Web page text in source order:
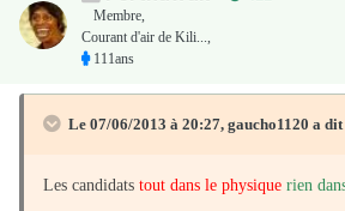
Membre
Courant d'air de Kili...,
111ans
Le 07/06/2013 à 20:27, gaucho1120 a dit
Les candidats tout dans le physique rien